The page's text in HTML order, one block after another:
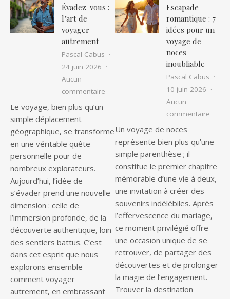
Évadez-vous :
l’art de
voyager
autrement
Pascal Cabus
24 juin 2026
Aucun
commentaire sur Évadez-vous : l’art de voyager
Le voyage, bien plus qu’un
simple déplacement
géographique, se transforme
en une véritable quête
personnelle pour de
nombreux explorateurs.
Aujourd’hui, l’idée de
s’évader prend une nouvelle
dimension : celle de
l’immersion profonde, de la
découverte authentique, loin
des sentiers battus. C’est
dans cet esprit que nous
explorons ensemble
comment voyager
autrement, en embrassant
Escapade
romantique : 7
idées pour un
voyage de
noces
inoubliable
Pascal Cabus
10 juin 2026
Aucun
commentaire
Un voyage de noces
représente bien plus qu’une
simple parenthèse ; il
constitue le premier chapitre
mémorable d’une vie à deux,
une invitation à créer des
souvenirs indélébiles. Après
l’effervescence du mariage,
ce moment privilégié offre
une occasion unique de se
retrouver, de partager des
découvertes et de prolonger
la magie de l’engagement.
Trouver la destination